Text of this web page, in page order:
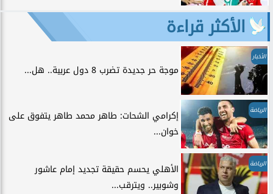
الأكثر قراءة
الأخبار
موجة حر جديدة تضرب 8 دول عربية.. هل...
الرياضة
إكرامي الشحات: طاهر محمد طاهر يتفوق على
خوان...
الرياضة
الأهلي يحسم حقيقة تجديد إمام عاشور
وشوبير.. ويترقب...